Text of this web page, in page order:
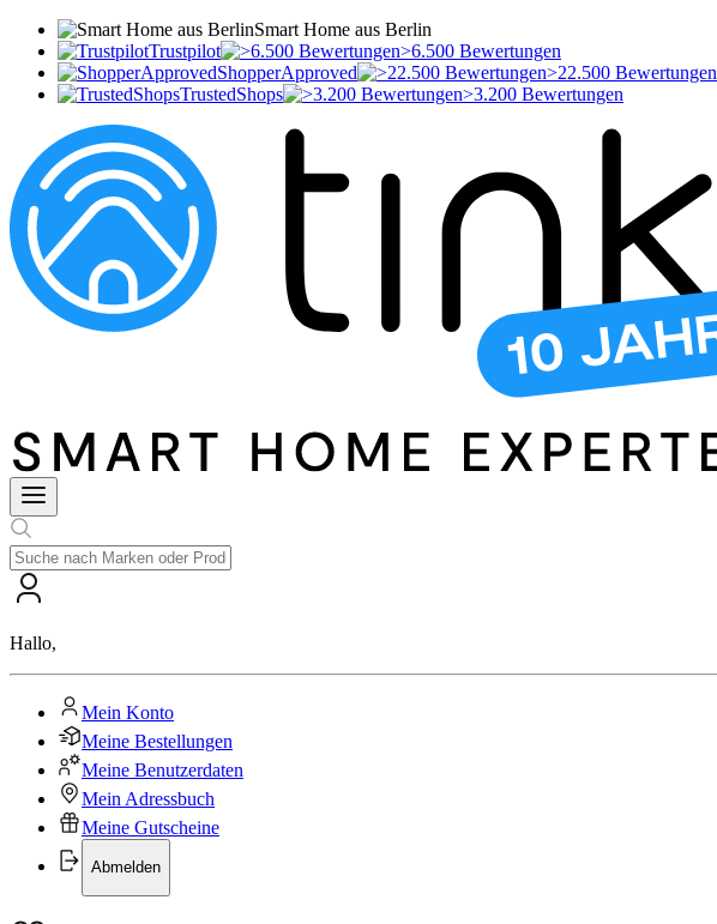
Smart Home aus Berlin
Trustpilot
>6.500 Bewertungen
ShopperApproved
>22.500 Bewertungen
TrustedShops
>3.200 Bewertungen
Hallo,
Mein Konto
Meine Bestellungen
Meine Benutzerdaten
Mein Adressbuch
Meine Gutscheine
Abmelden